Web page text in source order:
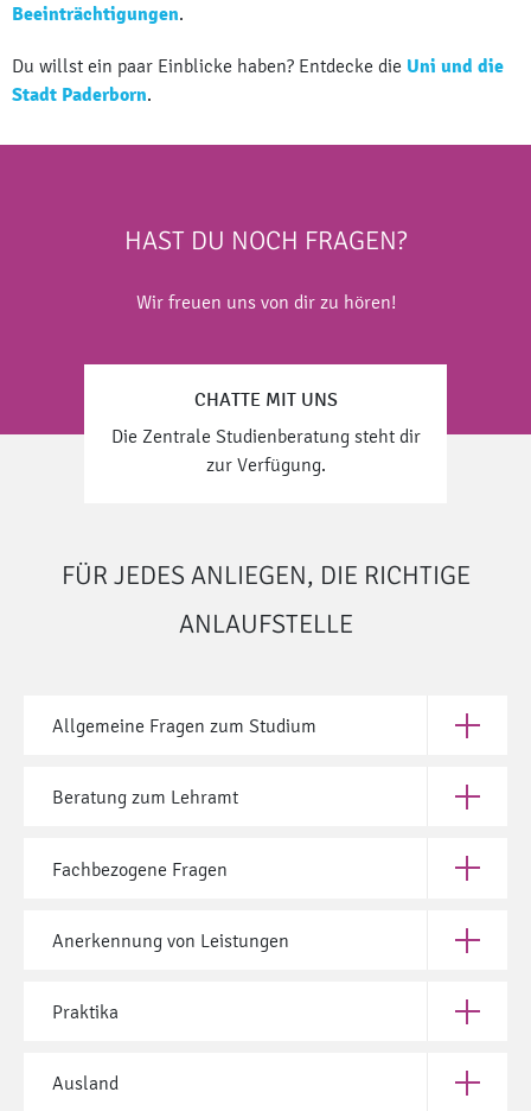
Beeinträchtigungen.
Du willst ein paar Einblicke haben? Entdecke die Uni und die
Stadt Paderborn.
HAST DU NOCH FRAGEN?
Wir freuen uns von dir zu hören!
CHATTE MIT UNS
Die Zentrale Studienberatung steht dir
zur Verfügung.
FÜR JEDES ANLIEGEN, DIE RICHTIGE
ANLAUFSTELLE
Allgemeine Fragen zum Studium Öffne
Beratung zum Lehramt Öffne
Fachbezogene Fragen Öffne
Anerkennung von Leistungen Öffne
Praktika Öffne
Ausland Öffne